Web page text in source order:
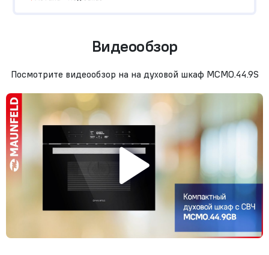
Видеообзор
Посмотрите видеообзор на на духовой шкаф MCMO.44.9S